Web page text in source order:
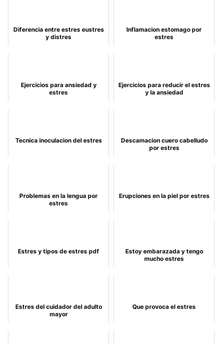
Diferencia entre estres eustres
y distres
Inflamacion estomago por
estres
Ejercicios para ansiedad y
estres
Ejercicios para reducir el estres
y la ansiedad
Tecnica inoculacion del estres
Descamacion cuero cabelludo
por estres
Problemas en la lengua por
estres
Erupciones en la piel por estres
Estres y tipos de estres pdf
Estoy embarazada y tengo
mucho estres
Estres del cuidador del adulto
mayor
Que provoca el estres